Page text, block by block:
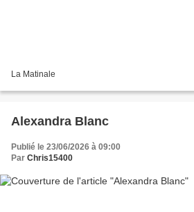
La Matinale
Alexandra Blanc
Publié le 23/06/2026 à 09:00
Par Chris15400